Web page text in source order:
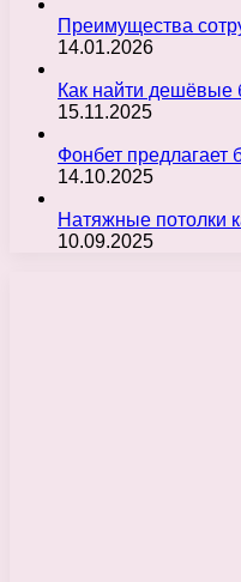
Преимущества
14.01.2026
Как найти дешёвые
15.11.2025
Фонбет предлагает
14.10.2025
Натяжные потолки
10.09.2025